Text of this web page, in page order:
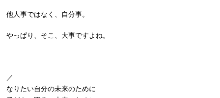
他人事ではなく、自分事。
やっぱり、そこ、大事ですよね。
／
なりたい自分の未来のために